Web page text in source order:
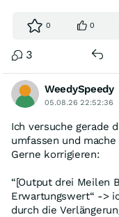
0 0
3
WeedySpeedy
05.08.26 22:52:36
Ich versuche gerade
umfassen und
Gerne korrigieren:
“[Output drei Meilen
Erwartungswert“ ->
durch die